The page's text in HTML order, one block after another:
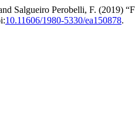
Salgueiro Perobelli, F. (2019)
10.11606/1980-5330/ea150878.